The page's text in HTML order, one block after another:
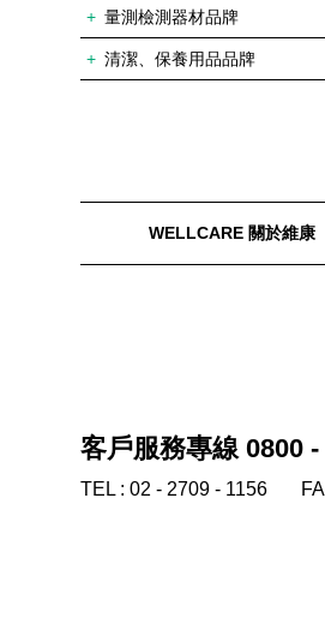
量測檢測器材品牌
清潔、保養用品品牌
WELLCARE 關於維康
客戶服務專線 0800
TEL : 02 - 2709 - 1156